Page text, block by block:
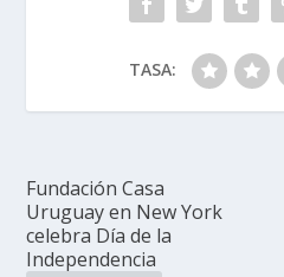
TASA:
Fundación Casa
Uruguay en New York
celebra Día de la
Independencia